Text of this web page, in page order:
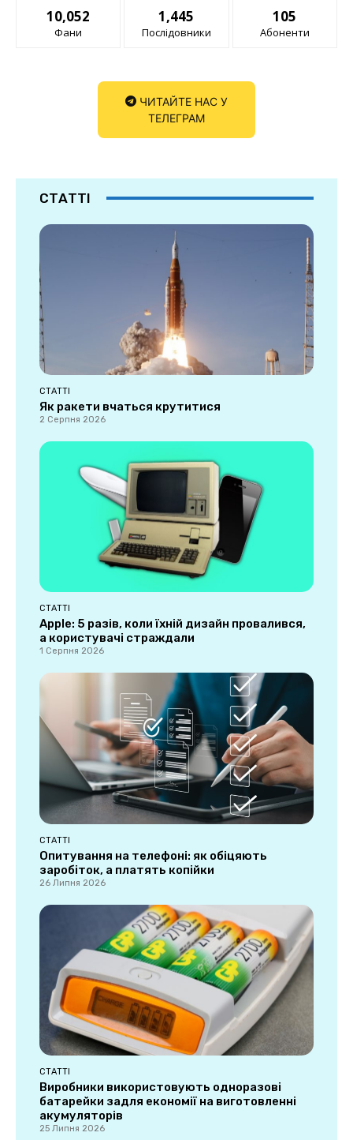
10,052
Фани
1,445
Послідовники
105
Абоненти
ЧИТАЙТЕ НАС У
ТЕЛЕГРАМ
СТАТТІ
СТАТТІ
Як ракети вчаться крутитися
2 Серпня 2026
СТАТТІ
Apple: 5 разів, коли їхній дизайн провалився,
а користувачі страждали
1 Серпня 2026
СТАТТІ
Опитування на телефоні: як обіцяють
заробіток, а платять копійки
26 Липня 2026
СТАТТІ
Виробники використовують одноразові
батарейки задля економії на виготовленні
акумуляторів
25 Липня 2026